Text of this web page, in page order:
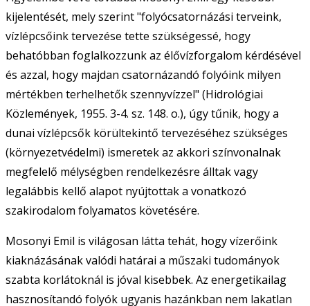
kijelentését, mely szerint "folyócsatornázási terveink,
vízlépcsőink tervezése tette szükségessé, hogy
behatóbban foglalkozzunk az élővízforgalom kérdésével
és azzal, hogy majdan csatornázandó folyóink milyen
mértékben terhelhetők szennyvízzel" (Hidrológiai
Közlemények, 1955. 3-4. sz. 148. o.), úgy tűnik, hogy a
dunai vízlépcsők körültekintő tervezéséhez szükséges
(környezetvédelmi) ismeretek az akkori színvonalnak
megfelelő mélységben rendelkezésre álltak vagy
legalábbis kellő alapot nyújtottak a vonatkozó
szakirodalom folyamatos követésére.
Mosonyi Emil is világosan látta tehát, hogy vízerőink
kiaknázásának valódi határai a műszaki tudományok
szabta korlátoknál is jóval kisebbek. Az energetikailag
hasznosítandó folyók ugyanis hazánkban nem lakatlan